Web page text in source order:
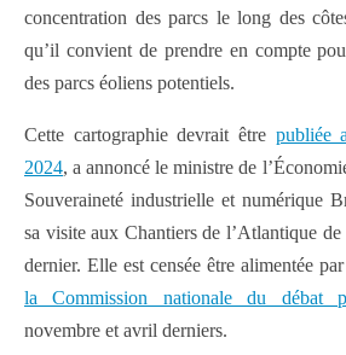
concentration des parcs le long des
qu’il convient de prendre en compte
des parcs éoliens potentiels.
Cette cartographie devrait être publiée
2024, a annoncé le ministre de
Souveraineté industrielle et numérique
sa visite aux Chantiers de l’Atlantique
dernier. Elle est censée être alimentée
la Commission nationale du débat
novembre et avril derniers.